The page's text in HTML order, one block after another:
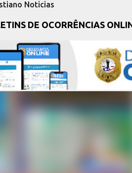
Noticias
DE OCORRÊNCIAS